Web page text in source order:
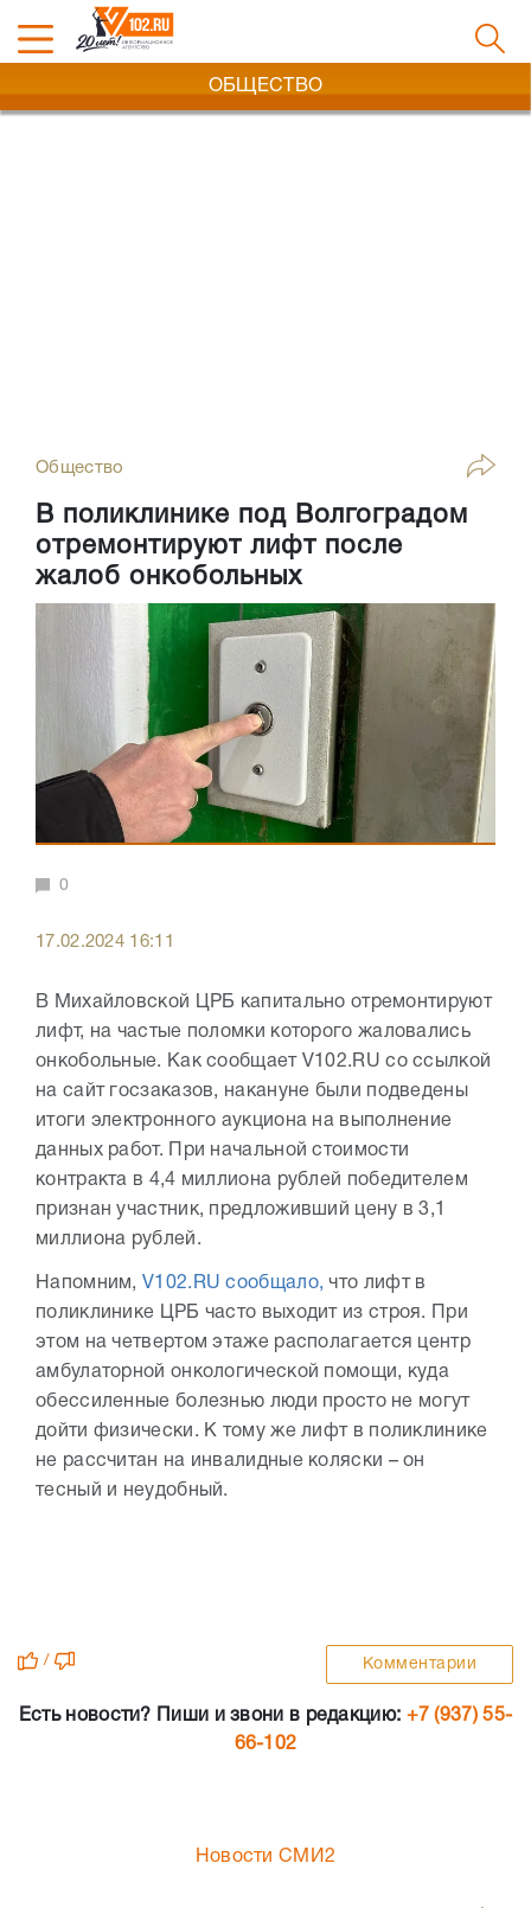
ОБЩЕСТВО
Общество
В поликлинике под Волгоградом
отремонтируют лифт после
жалоб онкобольных
0
17.02.2024 16:11
В Михайловской ЦРБ капитально отремонтируют
лифт, на частые поломки которого жаловались
онкобольные. Как сообщает V102.RU со ссылкой
на сайт госзаказов, накануне были подведены
итоги электронного аукциона на выполнение
данных работ. При начальной стоимости
контракта в 4,4 миллиона рублей победителем
признан участник, предложивший цену в 3,1
миллиона рублей.
Напомним, V102.RU сообщало,что лифт в
поликлинике ЦРБ часто выходит из строя. При
этом на четвертом этаже располагается центр
амбулаторной онкологической помощи, куда
обессиленные болезнью люди просто не могут
дойти физически. К тому же лифт в поликлинике
не рассчитан на инвалидные коляски – он
тесный и неудобный.
/ Комментарии
Есть новости? Пиши и звони в редакцию: +7 (937) 55-
66-102
Новости СМИ2